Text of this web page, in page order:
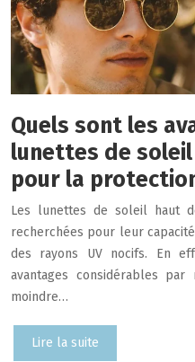
Quels sont les
lunettes de
pour la
Les lunettes de soleil haut
recherchées pour leur
des rayons UV nocifs. En
avantages considérables
moindre…
Lire la suite